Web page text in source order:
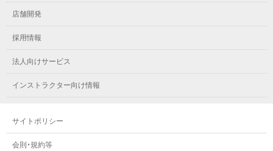
メガロス玉川学園テニススクール
メガロス東小金井学童クラブ
メガロス市ヶ尾
メガロス鷺沼
メガロスルフレ鷺沼
メガロス相模大野
店舗開発
採用情報
法人向けサービス
インストラクター向け情報
サイトポリシー
会則・規約等